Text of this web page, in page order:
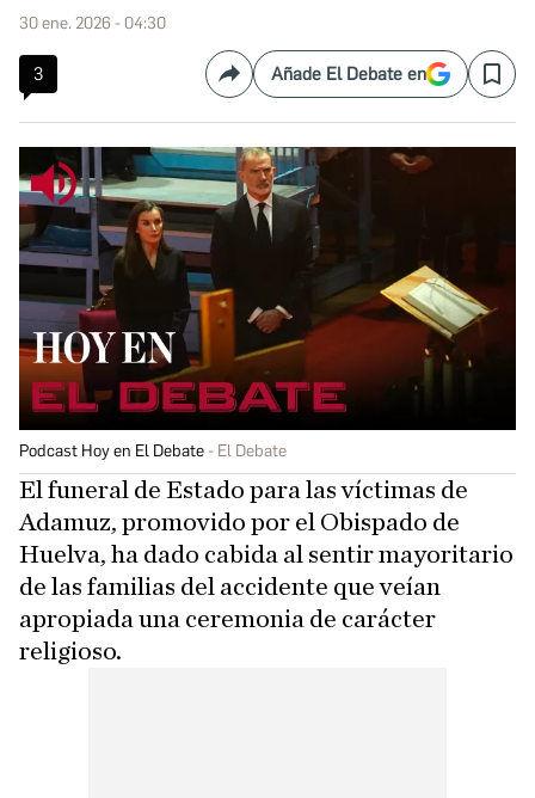
30 ene. 2026 - 04:30
3 CompartirAñade El Debate en Save
Podcast Hoy en El Debate El Debate
El funeral de Estado para las víctimas de
Adamuz, promovido por el Obispado de
Huelva, ha dado cabida al sentir mayoritario
de las familias del accidente que veían
apropiada una ceremonia de carácter
religioso.